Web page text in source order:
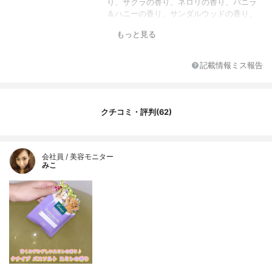
り、サクラの香り、ネロリの香り、バニラ
＆ハニーの香り、サンダルウッドの香り、
レリアンの香り、ロータス＆ジャスミンの
ム＆パチュリの香り、レモングラス＆レモ
ンバームの香り、パイン＜松の木＞＆モミ
ジ・リンデンバウム＜菩提樹＞の香り、ラ
ベンダーの香り、ワコルダー＜杜松＞の香
ど
1回あたりの金額
代表的な成分
全成分
もっと見る
記載情報ミス報告
クチコミ・評判(62)
会社員 / 美容モニター
みこ